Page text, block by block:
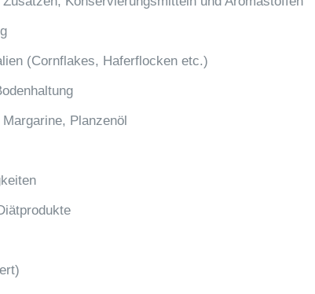
(Cornflakes, Haferflocken etc.)
Planzenöl